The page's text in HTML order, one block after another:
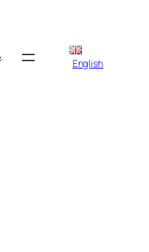
English